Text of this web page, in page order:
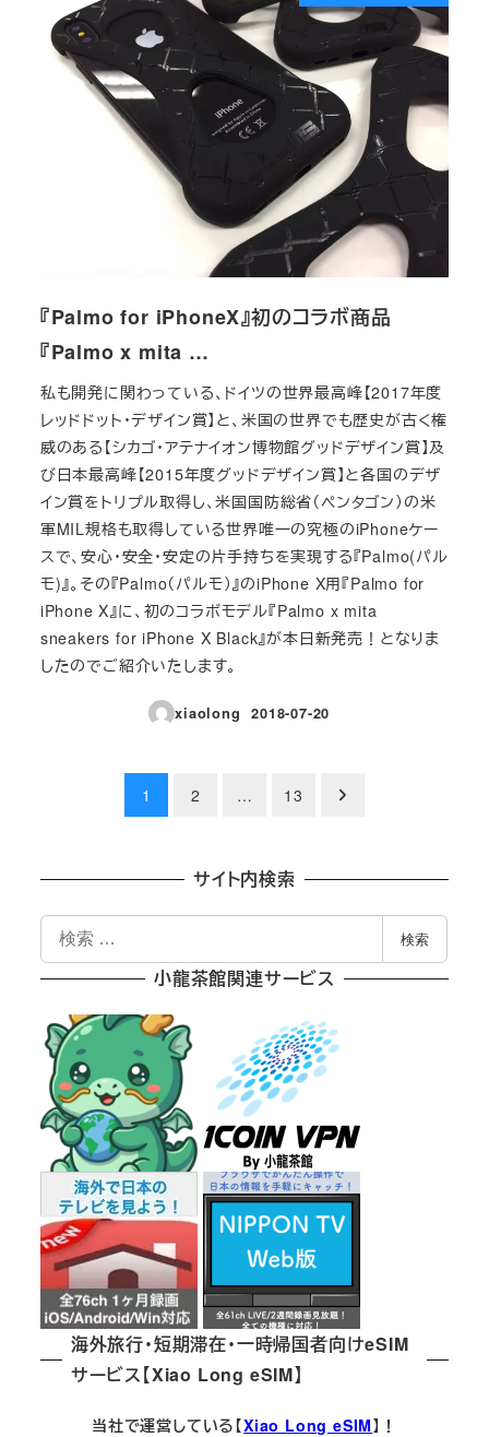
『Palmo for iPhoneX』初のコラボ商品
『Palmo x mita …
私も開発に関わっている、ドイツの世界最高峰【2017年度
レッドドット・デザイン賞】と、米国の世界でも歴史が古く権
威のある【シカゴ・アテナイオン博物館グッドデザイン賞】及
び日本最高峰【2015年度グッドデザイン賞】と各国のデザ
イン賞をトリプル取得し、米国国防総省（ペンタゴン）の米
軍MIL規格も取得している世界唯一の究極のiPhoneケー
スで、安心・安全・安定の片手持ちを実現する『Palmo(パル
モ)』。その『Palmo（パルモ）』のiPhone X用『Palmo for
iPhone X』に、初のコラボモデル『Palmo x mita
sneakers for iPhone X Black』が本日新発売！となりま
したのでご紹介いたします。
xiaolong
投稿日
2018-07-20
の
ペ
ー
ジ
送
り
1 2 … 13
サイト内検索
索
検索
小龍茶館関連サービス
海外旅行・短期滞在・一時帰国者向けeSIM
サービス【Xiao Long eSIM】
当社で運営している【Xiao Long eSIM】！